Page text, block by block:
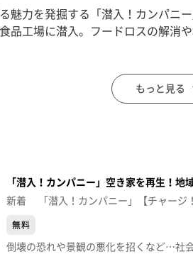
魅力を発掘する「潜入！カンパニ
品工場に潜入。フードロスの解消
もっと見る
「潜入！カンパニー」空き家を再生！
新着 「潜入！カンパニー」【チャージ
無料